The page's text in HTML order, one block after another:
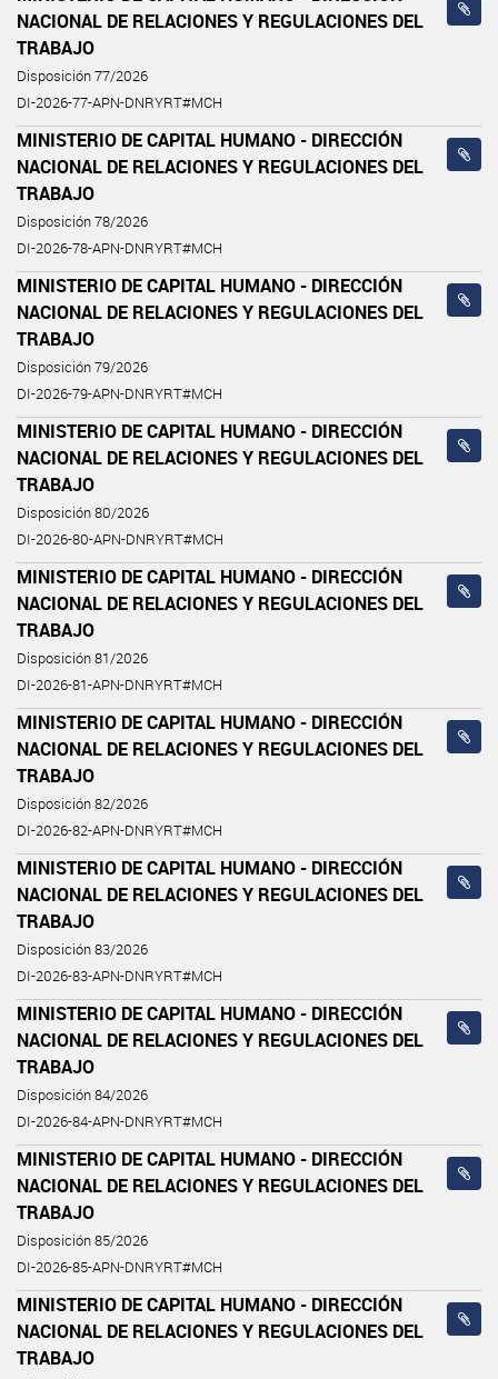
NACIONAL DE RELACIONES Y REGULACIONES DEL
TRABAJO
Disposición 77/2026
DI-2026-77-APN-DNRYRT#MCH
MINISTERIO DE CAPITAL HUMANO - DIRECCIÓN
NACIONAL DE RELACIONES Y REGULACIONES DEL
TRABAJO
Disposición 78/2026
DI-2026-78-APN-DNRYRT#MCH
MINISTERIO DE CAPITAL HUMANO - DIRECCIÓN
NACIONAL DE RELACIONES Y REGULACIONES DEL
TRABAJO
Disposición 79/2026
DI-2026-79-APN-DNRYRT#MCH
MINISTERIO DE CAPITAL HUMANO - DIRECCIÓN
NACIONAL DE RELACIONES Y REGULACIONES DEL
TRABAJO
Disposición 80/2026
DI-2026-80-APN-DNRYRT#MCH
MINISTERIO DE CAPITAL HUMANO - DIRECCIÓN
NACIONAL DE RELACIONES Y REGULACIONES DEL
TRABAJO
Disposición 81/2026
DI-2026-81-APN-DNRYRT#MCH
MINISTERIO DE CAPITAL HUMANO - DIRECCIÓN
NACIONAL DE RELACIONES Y REGULACIONES DEL
TRABAJO
Disposición 82/2026
DI-2026-82-APN-DNRYRT#MCH
MINISTERIO DE CAPITAL HUMANO - DIRECCIÓN
NACIONAL DE RELACIONES Y REGULACIONES DEL
TRABAJO
Disposición 83/2026
DI-2026-83-APN-DNRYRT#MCH
MINISTERIO DE CAPITAL HUMANO - DIRECCIÓN
NACIONAL DE RELACIONES Y REGULACIONES DEL
TRABAJO
Disposición 84/2026
DI-2026-84-APN-DNRYRT#MCH
MINISTERIO DE CAPITAL HUMANO - DIRECCIÓN
NACIONAL DE RELACIONES Y REGULACIONES DEL
TRABAJO
Disposición 85/2026
DI-2026-85-APN-DNRYRT#MCH
MINISTERIO DE CAPITAL HUMANO - DIRECCIÓN
NACIONAL DE RELACIONES Y REGULACIONES DEL
TRABAJO